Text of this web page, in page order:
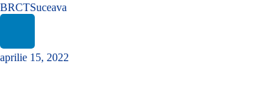
BRCTSuceava
aprilie 15, 2022